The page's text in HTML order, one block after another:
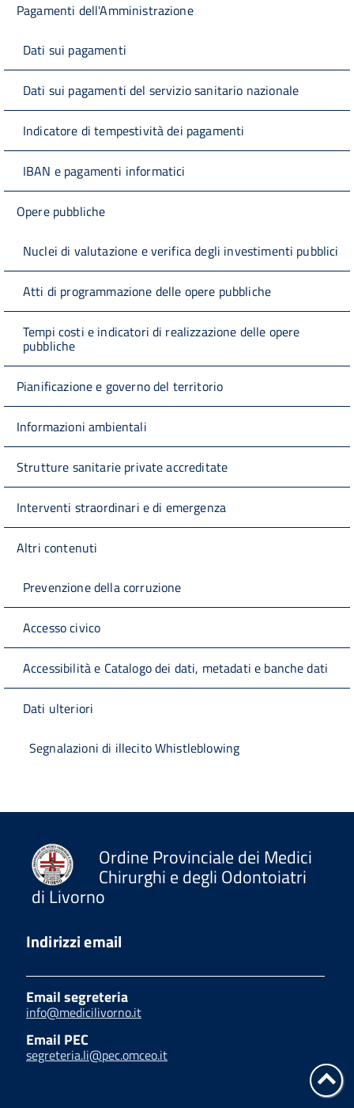
Pagamenti dell'Amministrazione
Dati sui pagamenti
Dati sui pagamenti del servizio sanitario nazionale
Indicatore di tempestività dei pagamenti
IBAN e pagamenti informatici
Opere pubbliche
Nuclei di valutazione e verifica degli investimenti pubblici
Atti di programmazione delle opere pubbliche
Tempi costi e indicatori di realizzazione delle opere
pubbliche
Pianificazione e governo del territorio
Informazioni ambientali
Strutture sanitarie private accreditate
Interventi straordinari e di emergenza
Altri contenuti
Prevenzione della corruzione
Accesso civico
Accessibilità e Catalogo dei dati, metadati e banche dati
Dati ulteriori
Segnalazioni di illecito Whistleblowing
Ordine Provinciale dei Medici
Chirurghi e degli Odontoiatri
di Livorno
Indirizzi email
Email segreteria
info@medicilivorno.it
Email PEC
segreteria.li@pec.omceo.it
su